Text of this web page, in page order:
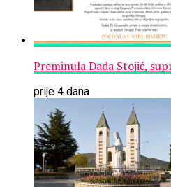
Preminula Dada Stojić,
prije 4 dana